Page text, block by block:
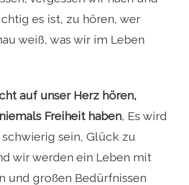
es ist, zu hören, wer
weiß, was wir im Leben
auf unser Herz hören,
Freiheit haben, Es wird
sein, Glück zu
wir werden ein Leben mit
und großen Bedürfnissen